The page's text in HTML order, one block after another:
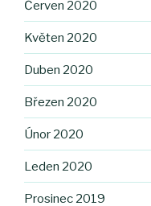
Červen 2020
Květen 2020
Duben 2020
Březen 2020
Únor 2020
Leden 2020
Prosinec 2019